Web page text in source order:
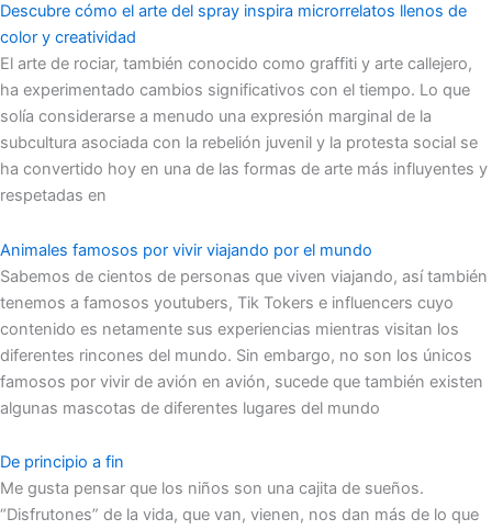
Descubre cómo el arte del spray inspira microrrelatos llenos de
color y creatividad
El arte de rociar, también conocido como graffiti y arte callejero,
ha experimentado cambios significativos con el tiempo. Lo que
solía considerarse a menudo una expresión marginal de la
subcultura asociada con la rebelión juvenil y la protesta social se
ha convertido hoy en una de las formas de arte más influyentes y
respetadas en
Animales famosos por vivir viajando por el mundo
Sabemos de cientos de personas que viven viajando, así también
tenemos a famosos youtubers, Tik Tokers e influencers cuyo
contenido es netamente sus experiencias mientras visitan los
diferentes rincones del mundo. Sin embargo, no son los únicos
famosos por vivir de avión en avión, sucede que también existen
algunas mascotas de diferentes lugares del mundo
De principio a fin
Me gusta pensar que los niños son una cajita de sueños.
“Disfrutones” de la vida, que van, vienen, nos dan más de lo que